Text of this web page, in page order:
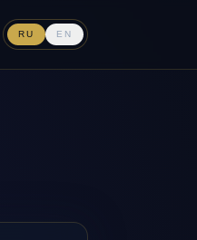
RU EN